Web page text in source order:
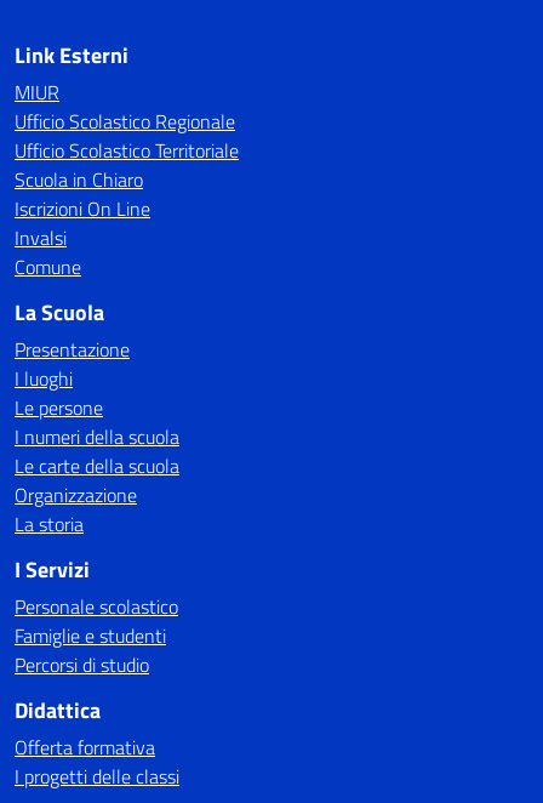
Link Esterni
MIUR
Ufficio Scolastico Regionale
Ufficio Scolastico Territoriale
Scuola in Chiaro
Iscrizioni On Line
Invalsi
Comune
La Scuola
Presentazione
I luoghi
Le persone
I numeri della scuola
Le carte della scuola
Organizzazione
La storia
I Servizi
Personale scolastico
Famiglie e studenti
Percorsi di studio
Didattica
Offerta formativa
I progetti delle classi